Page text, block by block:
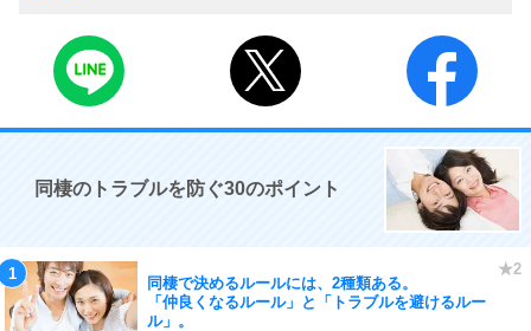
同棲のトラブルを防ぐ30のポイント
同棲で決めるルールには、2種類ある。
「仲良くなるルール」と「トラブルを避けるルー
ル」。